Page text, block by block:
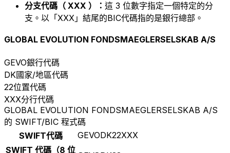
分支代碼（ XXX ）： 這 3 位數字指定一個特定的分
支。以「XXX」結尾的BIC代碼指的是銀行總部。
GLOBAL EVOLUTION FONDSMAEGLERSELSKAB A/S
GEVO銀行代碼
DK國家/地區代碼
22位置代碼
XXX分行代碼
GLOBAL EVOLUTION FONDSMAEGLERSELSKAB A/S
的 SWIFT/BIC 程式碼
SWIFT代碼
GEVODK22XXX
SWIFT 代碼（8 位